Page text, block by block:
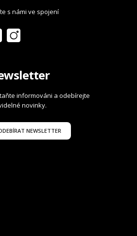
s námi ve spojení
informováni a odebírejte
novinky.
NEWSLETTER